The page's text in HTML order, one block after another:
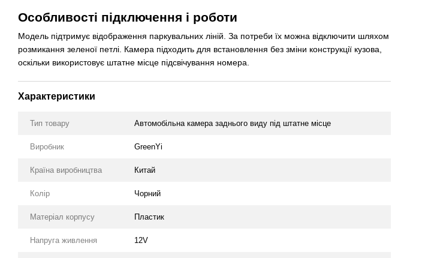
Особливості підключення і роботи
Модель підтримує відображення паркувальних ліній. За потреби їх можна відключити шляхом
розмикання зеленої петлі. Камера підходить для встановлення без зміни конструкції кузова,
оскільки використовує штатне місце підсвічування номера.
Характеристики
Тип товару Автомобільна камера заднього виду під штатне місце
Виробник GreenYi
Країна виробництва Китай
Колір Чорний
Матеріал корпусу Пластик
Напруга живлення 12V